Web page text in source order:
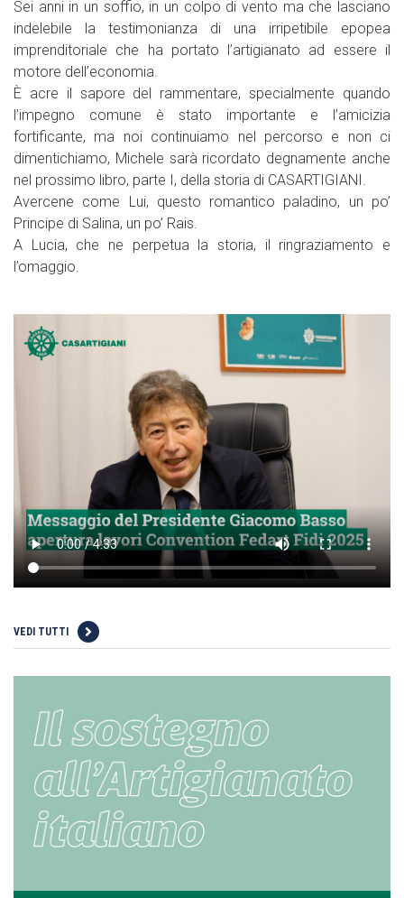
Sei anni in un soffio, in un colpo di vento ma che lasciano
indelebile la testimonianza di una irripetibile epopea
imprenditoriale che ha portato l’artigianato ad essere il
motore dell’economia.
È acre il sapore del rammentare, specialmente quando
l’impegno comune è stato importante e l’amicizia
fortificante, ma noi continuiamo nel percorso e non ci
dimentichiamo, Michele sarà ricordato degnamente anche
nel prossimo libro, parte I, della storia di CASARTIGIANI.
Avercene come Lui, questo romantico paladino, un po’
Principe di Salina, un po’ Rais.
A Lucia, che ne perpetua la storia, il ringraziamento e
l’omaggio.
VEDI TUTTI